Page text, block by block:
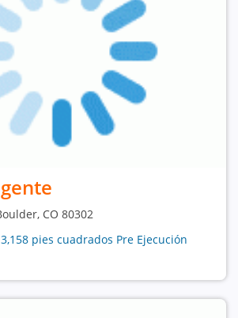
CO 80302
pies cuadrados Pre Ejecución